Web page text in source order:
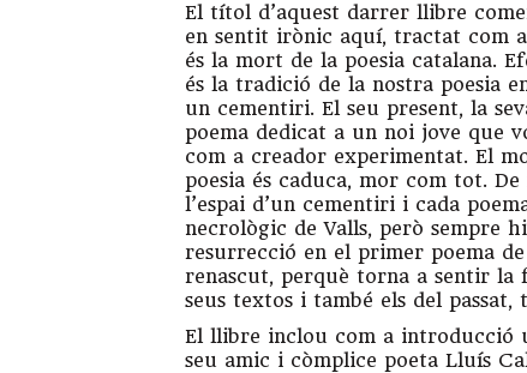
El títol d’aquest darrer llibre
en sentit irònic aquí, tractat com
és la mort de la poesia catalana.
és la tradició de la nostra poesia
un cementiri. El seu present, la
poema dedicat a un noi jove que
com a creador experimentat. El
poesia és caduca, mor com tot.
l’espai d’un cementiri i cada
necrològic de Valls, però sempre
resurrecció en el primer poema
renascut, perquè torna a sentir la
seus textos i també els del
El llibre inclou com a introducció
seu amic i còmplice poeta Lluís